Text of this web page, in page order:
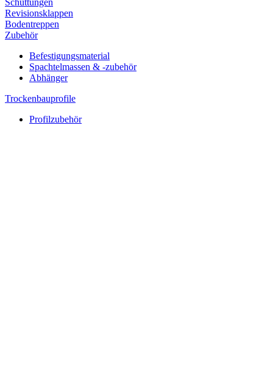
Schüttungen
Revisionsklappen
Bodentreppen
Zubehör
Befestigungsmaterial
Spachtelmassen & -zubehör
Abhänger
Trockenbauprofile
Profilzubehör